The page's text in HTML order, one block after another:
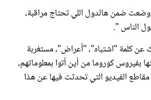
ضمن هالدول اللي تحتاج مراقبة،
الناس ".
عن كلمة "اشتباه"، "أعراض"، مستغربة
بفيروس كوروما من أين أتوا بمعلوماتهم،
الفيديو التي تحدثت فيها عن هذا